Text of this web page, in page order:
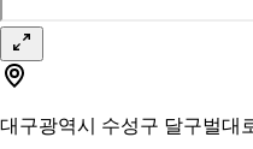
대구광역시 수성구 달구벌대